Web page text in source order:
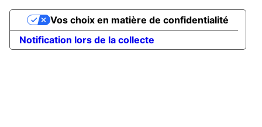
Notification lors de la collecte
Vos choix en matière de confidentialité